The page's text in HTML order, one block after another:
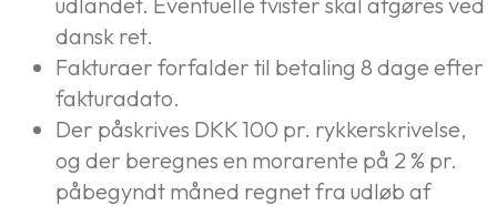
dansk ret.
Fakturaer forfalder til betaling 8 dage efter
fakturadato.
Der påskrives DKK 100 pr. rykkerskrivelse,
og der beregnes en morarente på 2 % pr.
påbegyndt måned regnet fra udløb af